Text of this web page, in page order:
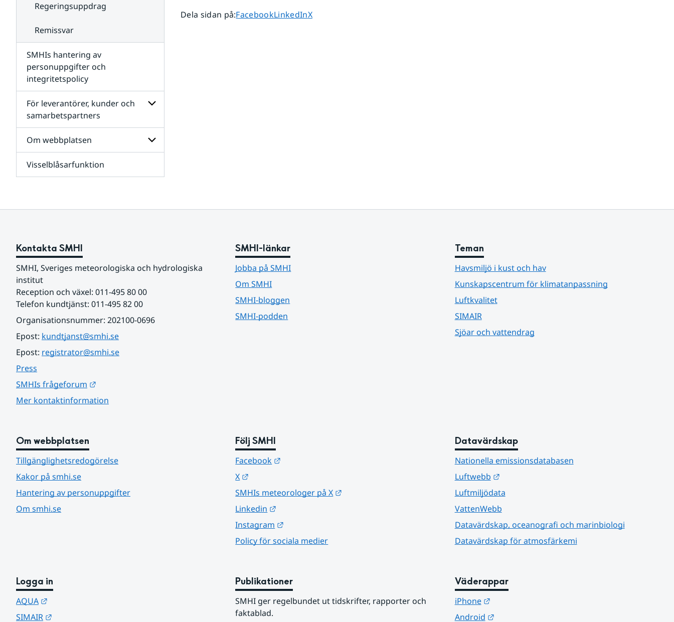
Regeringsuppdrag
Remissvar
SMHIs hantering av
personuppgifter och
integritetspolicy
För leverantörer, kunder och
samarbetspartners
Undersidor
för
och
Om webbplatsen
för
Visselblåsarfunktion
Dela sidan på:Dela sidan på
FacebookDela sidan på
LinkedInDela sidan på
X
Kontakta SMHI
SMHI, Sveriges meteorologiska och hydrologiska
institut
Reception och växel: 011-495 80 00
Telefon kundtjänst: 011-495 82 00
Organisationsnummer: 202100-0696
Epost: kundtjanst@smhi.se
Epost: registrator@smhi.se
Press
SMHIs frågeforum
Mer kontaktinformation
SMHI-länkar
Jobba på SMHI
Om SMHI
SMHI-bloggen
SMHI-podden
Teman
Havsmiljö i kust och hav
Kunskapscentrum för klimatanpassning
Luftkvalitet
SIMAIR
Sjöar och vattendrag
Om webbplatsen
Tillgänglighetsredogörelse
Kakor på smhi.se
Hantering av personuppgifter
Om smhi.se
Följ SMHI
Facebook
X
SMHIs meteorologer på X
Linkedin
Instagram
Policy för sociala medier
Datavärdskap
Nationella emissionsdatabasen
Luftwebb
Länk till annan webbplats.
Luftmiljödata
VattenWebb
Datavärdskap, oceanografi och marinbiologi
Datavärdskap för atmosfärkemi
Logga in
AQUA
SIMAIR
Publikationer
SMHI ger regelbundet ut tidskrifter, rapporter och
faktablad.
Väderappar
iPhone
Länk till annan webbplats.
Android
Länk till annan webbplats.